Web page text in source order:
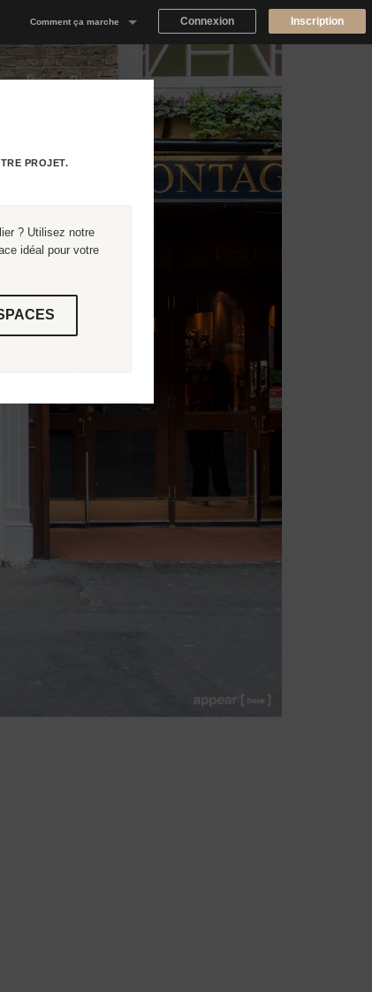
Comment ça marche
Notre concept
Tableau de Bord Propriétaire
Connexion Inscription
PROJET.
? Utilisez notre
idéal pour votre